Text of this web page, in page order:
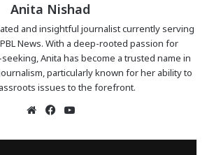
Anita Nishad
and insightful journalist currently serving
News. With a deep-rooted passion for
Anita has become a trusted name in
particularly known for her ability to
issues to the forefront.
WebsiteFacebook